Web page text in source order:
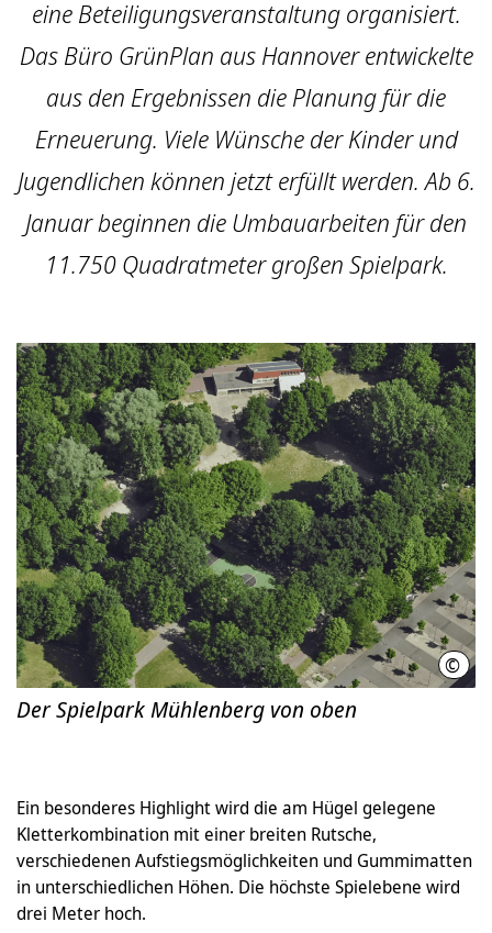
eine Beteiligungsveranstaltung organisiert.
Das Büro GrünPlan aus Hannover entwickelte
aus den Ergebnissen die Planung für die
Erneuerung. Viele Wünsche der Kinder und
Jugendlichen können jetzt erfüllt werden. Ab 6.
Januar beginnen die Umbauarbeiten für den
11.750 Quadratmeter großen Spielpark.
©
Der Spielpark Mühlenberg von oben
Ein besonderes Highlight wird die am Hügel gelegene
Kletterkombination mit einer breiten Rutsche,
verschiedenen Aufstiegsmöglichkeiten und Gummimatten
in unterschiedlichen Höhen. Die höchste Spielebene wird
drei Meter hoch.